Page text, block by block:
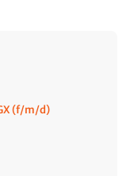
(f/m/d)